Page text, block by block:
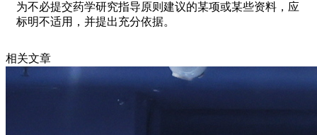
为不必提交药学研究指导原则建议的某项或某些资料，应
标明不适用，并提出充分依据。
相关文章